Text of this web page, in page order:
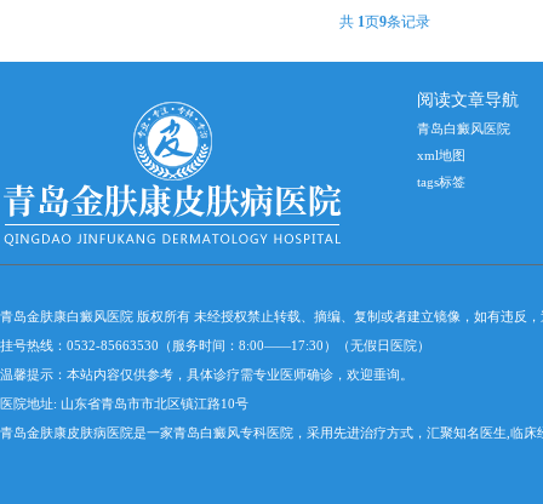
共 1页9条记录
阅读文章导航
青岛白癜风医院
xml地图
tags标签
青岛金肤康白癜风医院 版权所有 未经授权禁止转载、摘编、复制或者建立镜像，如有违反
挂号热线：0532-85663530（服务时间：8:00——17:30）（无假日医院）
温馨提示：本站内容仅供参考，具体诊疗需专业医师确诊，欢迎垂询。
医院地址: 山东省青岛市市北区镇江路10号
青岛金肤康皮肤病医院是一家青岛白癜风专科医院，采用先进治疗方式，汇聚知名医生,临床